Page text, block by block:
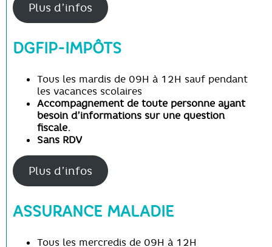
Plus d’infos
DGFIP-IMPÔTS
Tous les mardis de 09H à 12H sauf pendant
les vacances scolaires
Accompagnement de toute personne ayant
besoin d’informations sur une question
fiscale.
Sans RDV
Plus d’infos
ASSURANCE MALADIE
Tous les mercredis de 09H à 12H